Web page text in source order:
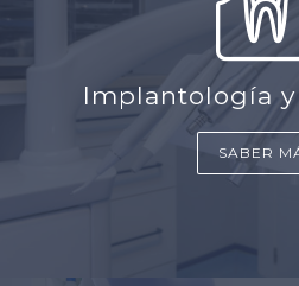
Implantología
SABER